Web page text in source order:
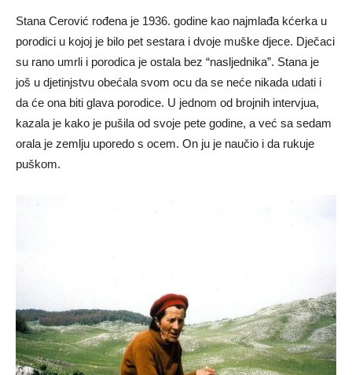
Stana Cerović rođena je 1936. godine kao najmlađa kćerka u
porodici u kojoj je bilo pet sestara i dvoje muške djece. Dječaci
su rano umrli i porodica je ostala bez “nasljednika”. Stana je
još u djetinjstvu obećala svom ocu da se neće nikada udati i
da će ona biti glava porodice. U jednom od brojnih intervjua,
kazala je kako je pušila od svoje pete godine, a već sa sedam
orala je zemlju uporedo s ocem. On ju je naučio i da rukuje
puškom.